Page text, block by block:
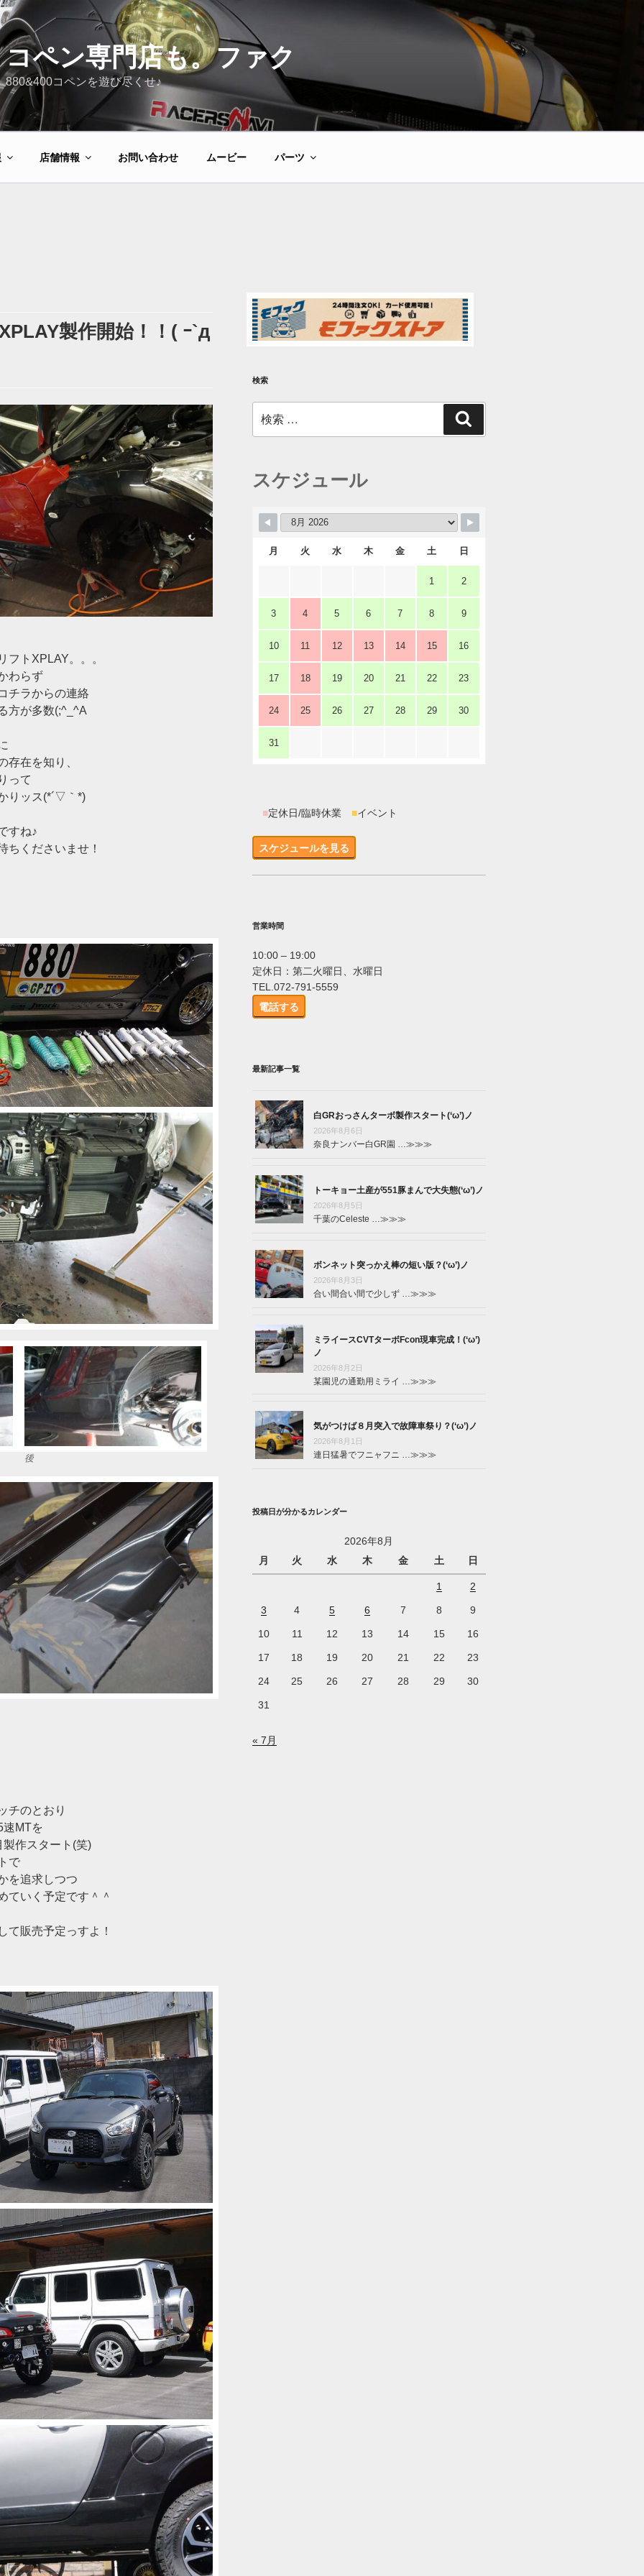
コペン専門店も。ファク
880&400コペンを遊び尽くせ♪
店舗情報 お問い合わせ ムービー パーツ
製作開始！！( ｰ`д
フトXPLAY。。。
わらず
チラからの連絡
方が多数(;^_^A
存在を知り、
って
りッス(*´▽｀*)
すね♪
ちくださいませ！
後
チのとおり
速MTを
作スタート(笑)
で
を追求しつつ
ていく予定です＾＾
て販売予定っすよ！
検索
索:
索
スケジュール
月 火 水 木 金 土 日
1 2
3 4 5 6 7 8 9
10 11 12 13 14 15 16
17 18 19 20 21 22 23
24 25 26 27 28 29 30
31
■定休日/臨時休業 ■イベント
スケジュールを見る
営業時間
10:00 – 19:00
定休日：第二火曜日、水曜日
TEL.072-791-5559
電話する
最新記事一覧
白GRおっさんターボ製作スタート(‘ω’)ノ
2026年8月6日
奈良ナンバー白GR園 …≫≫≫
トーキョー土産が551豚まんで大失態(‘ω’)ノ
2026年8月5日
千葉のCeleste …≫≫≫
ボンネット突っかえ棒の短い版？(‘ω’)ノ
2026年8月3日
合い間合い間で少しず …≫≫≫
ミライースCVTターボFcon現車完成！(‘ω’)
ノ
2026年8月2日
某園児の通勤用ミライ …≫≫≫
気がつけば８月突入で故障車祭り？(‘ω’)ノ
2026年8月1日
連日猛暑でフニャフニ …≫≫≫
投稿日が分かるカレンダー
2026年8月
月
火 水 木 金 土 日
1 2
3 4 5 6 7 8 9
10 11 12 13 14 15 16
17 18 19 20 21 22 23
24 25 26 27 28 29 30
31
« 7月